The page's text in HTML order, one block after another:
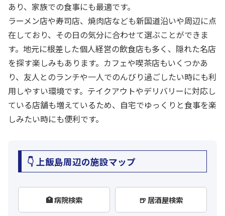
あり、家族での食事にも最適です。
ラーメン店や寿司店、焼肉店なども新国道沿いや周辺に点
在しており、その日の気分に合わせて選ぶことができま
す。地元に根差した個人経営の飲食店も多く、隠れた名店
を探す楽しみもあります。カフェや喫茶店もいくつかあ
り、友人とのランチや一人でのんびり過ごしたい時にも利
用しやすい環境です。テイクアウトやデリバリーに対応し
ている店舗も増えているため、自宅でゆっくりと食事を楽
しみたい時にも便利です。
👇 上飯島周辺の施設マップ
🏥 病院検索 🍺 居酒屋検索